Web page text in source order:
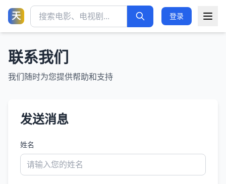
天 登录
联系我们
我们随时为您提供帮助和支持
发送消息
姓名